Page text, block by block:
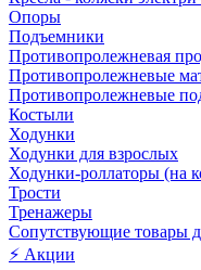
Опоры
Подъемники
Противопролежневая
Противопролежневые
Противопролежневые
Костыли
Ходунки
Ходунки для взрослых
Ходунки-роллаторы (на
Трости
Тренажеры
Сопутствующие товары
⚡ Акции